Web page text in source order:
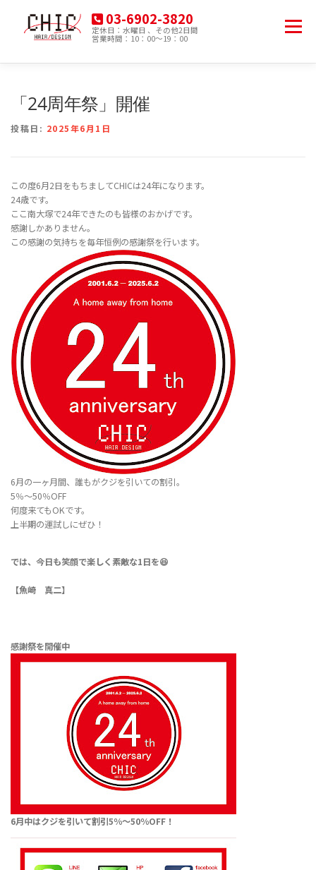
ツ
03-6902-3820
定休日：水曜日 、その他2日間
営業時間：10：00～19：00
メニュー
「24周年祭」開催
投稿日: 2025年6月1日
この度6月2日をもちましてCHICは24年になります。
24歳です。
ここ南大塚で24年できたのも皆様のおかげです。
感謝しかありません。
この感謝の気持ちを毎年恒例の感謝祭を行います。
6月の一ヶ月間、誰もがクジを引いての割引。
5％〜50％OFF
何度来てもOKです。
上半期の運試しにぜひ！
では、今日も笑顔で楽しく素敵な1日を😆
【魚崎 真二】
感謝祭を開催中
6月中はクジを引いて割引5％〜50％OFF！